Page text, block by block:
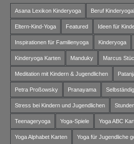
Asana Lexikon Kinderyoga Beruf
Eltern-Kind-Yoga Featured Ideen für
Inspirationen für Familienyoga Kinderyoga
Kinderyoga Karten Manduky Marcus
Meditation mit Kindern & Jugendlichen
Petra Proßowsky Pranayama
Stress bei Kindern und Jugendlichen
Teenageryoga Yoga-Spiele Yoga ABC
Yoga Alphabet Karten Yoga für Jugendliche